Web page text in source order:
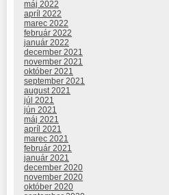
máj 2022
apríl 2022
marec 2022
február 2022
január 2022
december 2021
november 2021
október 2021
september 2021
august 2021
júl 2021
jún 2021
máj 2021
apríl 2021
marec 2021
február 2021
január 2021
december 2020
november 2020
október 2020